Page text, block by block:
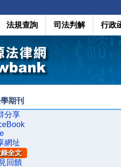
法規查詢 司法判解 行政
期刊
分享
網址
全文
回饋